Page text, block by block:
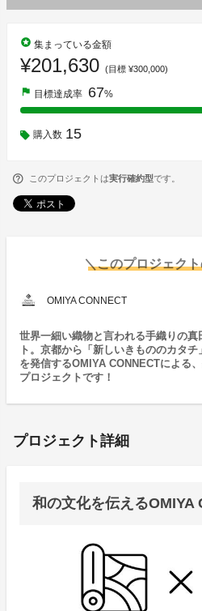
stars 集まっている金額
¥201,630 (目標 ¥300,000)
flag 目標達成率 67%
購入数 15
このプロジェクトは実行確約型です。
＼このプロジェク
OMIYA CONNECT
世界一細い織物と言われる手織りの
ト。京都から「新しいきもののカタチ
を発信するOMIYA CONNECTによる
プロジェクトです！
プロジェクト詳細
和の文化を伝えるOMIYA